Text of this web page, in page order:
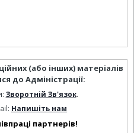
(або інших) матеріалів
до Адміністрації:
Зворотній Зв'язок.
Напишіть нам
партнерів!